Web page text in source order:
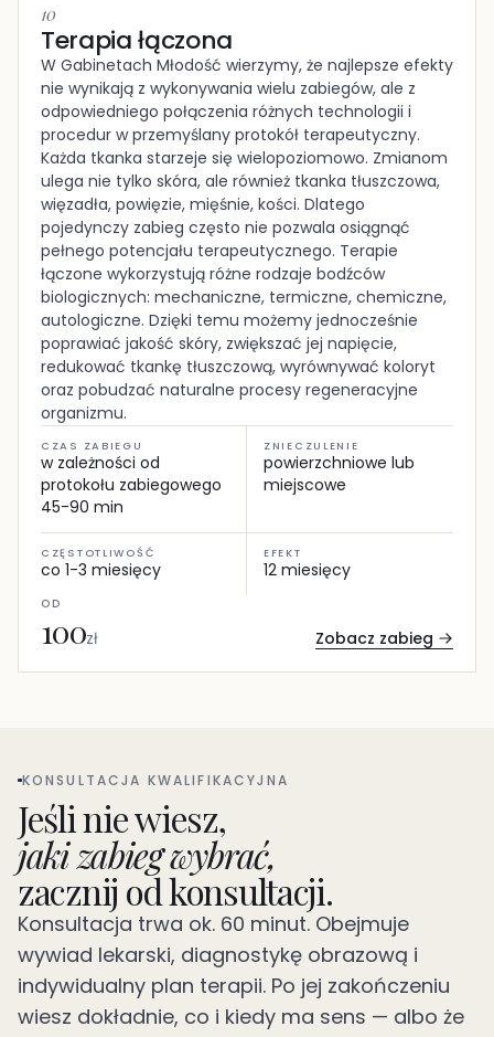
10
Terapia łączona
W Gabinetach Młodość wierzymy, że najlepsze efekty
nie wynikają z wykonywania wielu zabiegów, ale z
odpowiedniego połączenia różnych technologii i
procedur w przemyślany protokół terapeutyczny.
Każda tkanka starzeje się wielopoziomowo. Zmianom
ulega nie tylko skóra, ale również tkanka tłuszczowa,
więzadła, powięzie, mięśnie, kości. Dlatego
pojedynczy zabieg często nie pozwala osiągnąć
pełnego potencjału terapeutycznego. Terapie
łączone wykorzystują różne rodzaje bodźców
biologicznych: mechaniczne, termiczne, chemiczne,
autologiczne. Dzięki temu możemy jednocześnie
poprawiać jakość skóry, zwiększać jej napięcie,
redukować tkankę tłuszczową, wyrównywać koloryt
oraz pobudzać naturalne procesy regeneracyjne
organizmu.
CZAS ZABIEGU
w zależności od
protokołu zabiegowego
45-90 min
ZNIECZULENIE
powierzchniowe lub
miejscowe
CZĘSTOTLIWOŚĆ
co 1-3 miesięcy
EFEKT
12 miesięcy
OD
100zł Zobacz zabieg
KONSULTACJA KWALIFIKACYJNA
Jeśli nie wiesz,
jaki zabieg wybrać,
zacznij od konsultacji.
Konsultacja trwa ok. 60 minut. Obejmuje
wywiad lekarski, diagnostykę obrazową i
indywidualny plan terapii. Po jej zakończeniu
wiesz dokładnie, co i kiedy ma sens — albo że